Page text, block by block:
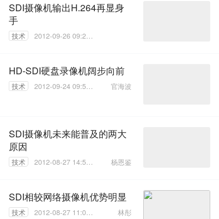
SDI摄像机输出H.264再显身
手
技术
2012-09-26 09:21:
HD-SDI硬盘录像机阔步向前
技术
2012-09-24 09:55:
官海波
SDI摄像机未来能普及的两大
原因
技术
2012-08-27 14:56:
杨恩鉴
SDI相较网络摄像机优势明显
技术
2012-08-27 11:03:
林彤